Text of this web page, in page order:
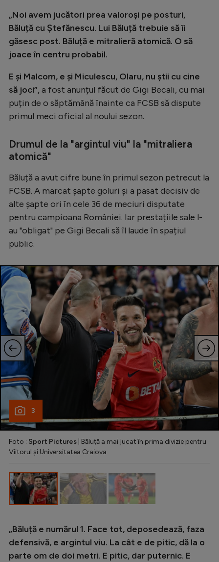
„Noi avem jucători prea valoroși pe posturi,
Băluță cu Ștefănescu. Lui Băluță trebuie să îi
găsesc post. Băluță e mitralieră atomică. O să
joace în centru probabil.
E și Malcom, e și Miculescu, Olaru, nu știi cu cine
să joci”,a fost anunțul făcut de Gigi Becali, cu mai
puțin de o săptămână înainte ca FCSB să dispute
primul meci oficial al noului sezon.
Drumul de la "argintul viu" la "mitraliera
atomică"
Băluță a avut cifre bune în primul sezon petrecut la
FCSB. A marcat șapte goluri și a pasat decisiv de
alte șapte ori în cele 36 de meciuri disputate
pentru campioana României. Iar prestațiile sale l-
au "obligat" pe Gigi Becali să îl laude în spațiul
public.
3
Foto : Sport Pictures | Băluță a mai jucat în prima divizie pentru
Viitorul și Universitatea Craiova
„Băluță e numărul 1. Face tot, deposedează, faza
defensivă, e argintul viu. La cât e de pitic, dă la o
parte om de doi metri. E pitic, dar puternic. E